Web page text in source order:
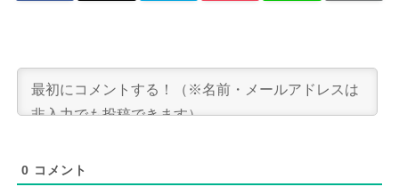
0 コメント